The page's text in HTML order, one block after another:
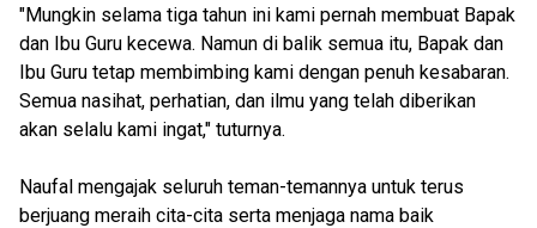
"Mungkin selama tiga tahun ini kami pernah membuat Bapak
dan Ibu Guru kecewa. Namun di balik semua itu, Bapak dan
Ibu Guru tetap membimbing kami dengan penuh kesabaran.
Semua nasihat, perhatian, dan ilmu yang telah diberikan
akan selalu kami ingat," tuturnya.
Naufal mengajak seluruh teman-temannya untuk terus
berjuang meraih cita-cita serta menjaga nama baik